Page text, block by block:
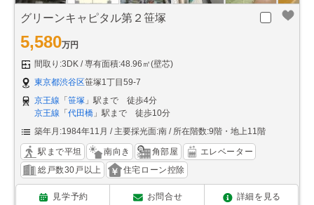
グリーンキャピタル第２笹塚
5,580万円
間取り:3DK
専有面積:48.96㎡(壁芯)
東京都渋谷区笹塚1丁目59-7
京王線 「笹塚 」駅まで 徒歩4分
京王線 「代田橋 」駅まで 徒歩10分
築年月:1984年11月
主要採光面:南 所在階数:9階・地上11階
駅まで平坦 南向き 角部屋
エレベーター
総戸数30戸以上
住宅ローン控除
見学予約 お問合せ 詳細を見る